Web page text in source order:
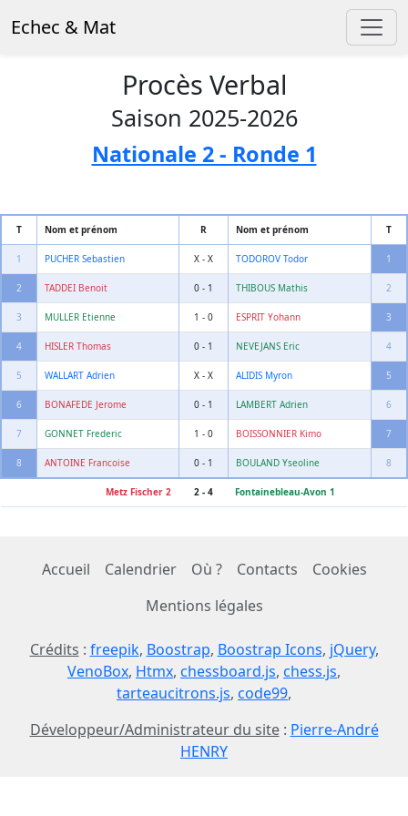
Echec & Mat
Procès Verbal
Saison 2025-2026
Nationale 2 - Ronde 1
T Nom et prénom R Nom et prénom T
1 PUCHER Sebastien X - X TODOROV Todor 1
2 TADDEI Benoit 0 - 1 THIBOUS Mathis 2
3 MULLER Etienne 1 - 0 ESPRIT Yohann 3
4 HISLER Thomas 0 - 1 NEVEJANS Eric 4
5 WALLART Adrien X - X ALIDIS Myron 5
6 BONAFEDE Jerome 0 - 1 LAMBERT Adrien 6
7 GONNET Frederic 1 - 0 BOISSONNIER Kimo 7
8 ANTOINE Francoise 0 - 1 BOULAND Yseoline 8
Metz Fischer 2 2 - 4 Fontainebleau-Avon 1
Accueil Calendrier Où ? Contacts
Cookies
Mentions légales
Crédits : freepik, Boostrap, Boostrap Icons, jQuery,
VenoBox, Htmx, chessboard.js, chess.js,
tarteaucitrons.js, code99,
Développeur/Administrateur du site: Pierre-André
HENRY